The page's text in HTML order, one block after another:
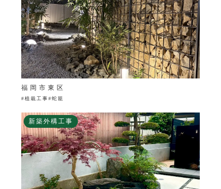
福岡市東区
#植栽工事#蛇籠
新築外構工事